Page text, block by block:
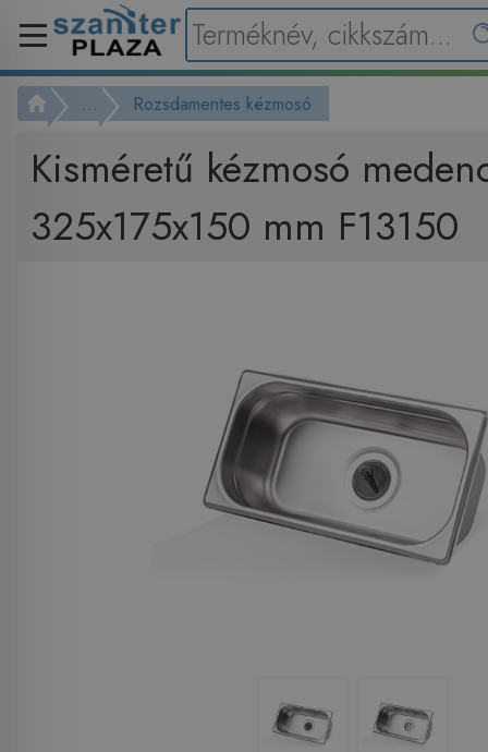
... Rozsdamentes kézmosó
Kisméretű kézmosó
325x175x150 mm F13150